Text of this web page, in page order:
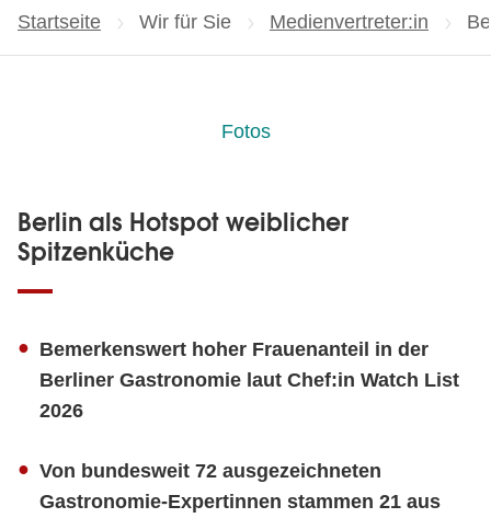
Startseite Wir für Sie Medienvertreter:in
Fotos
Berlin als Hotspot weiblicher
Spitzenküche
Bemerkenswert hoher Frauenanteil in der
Berliner Gastronomie laut Chef:in Watch List
2026
Von bundesweit 72 ausgezeichneten
Gastronomie-Expertinnen stammen 21 aus